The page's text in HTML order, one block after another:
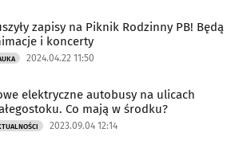
zapisy na Piknik Rodzinny PB! Będą
i koncerty
2024.04.22 11:50
elektryczne autobusy na ulicach
Co mają w środku?
2023.09.04 12:14